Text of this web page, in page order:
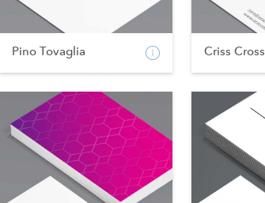
Pino Tovaglia Criss Cross